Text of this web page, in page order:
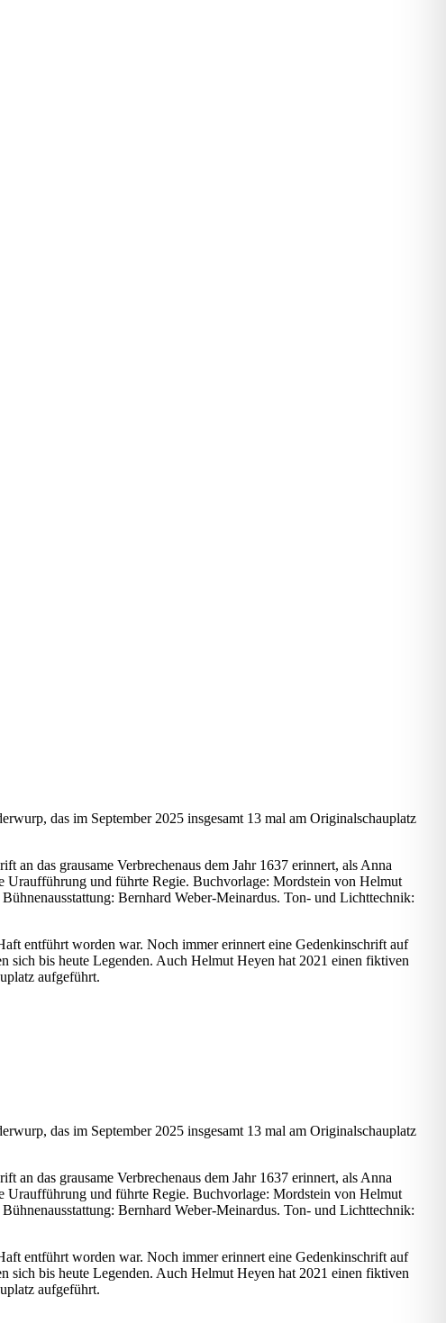
das im September 2025 insgesamt 13 mal am Originalschauplatz
das grausame Verbrechenaus dem Jahr 1637 erinnert, als Anna
Uraufführung und führte Regie. Buchvorlage: Mordstein von Helmut
Bernhard Weber-Meinardus. Ton- und Lichttechnik:
entführt worden war. Noch immer erinnert eine Gedenkinschrift auf
sich bis heute Legenden. Auch Helmut Heyen hat 2021 einen fiktiven
aufgeführt.
das im September 2025 insgesamt 13 mal am Originalschauplatz
das grausame Verbrechenaus dem Jahr 1637 erinnert, als Anna
Uraufführung und führte Regie. Buchvorlage: Mordstein von Helmut
Bernhard Weber-Meinardus. Ton- und Lichttechnik:
entführt worden war. Noch immer erinnert eine Gedenkinschrift auf
sich bis heute Legenden. Auch Helmut Heyen hat 2021 einen fiktiven
aufgeführt.